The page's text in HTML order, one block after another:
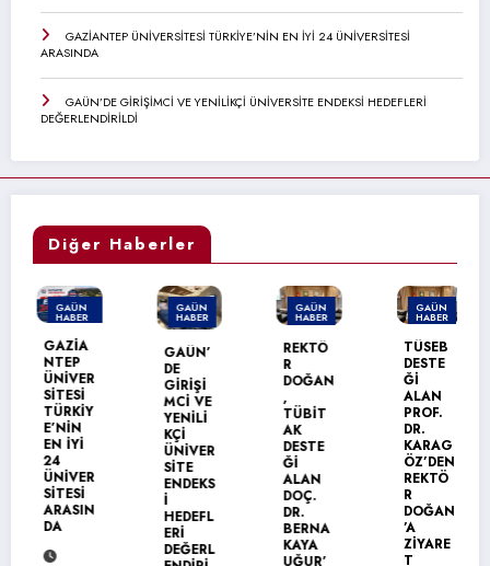
GAZİANTEP ÜNİVERSİTESİ TÜRKİYE’NİN EN İYİ 24 ÜNİVERSİTESİ
ARASINDA
GAÜN’DE GİRİŞİMCİ VE YENİLİKÇİ ÜNİVERSİTE ENDEKSİ HEDEFLERİ
DEĞERLENDİRİLDİ
Diğer Haberler
GAÜN
HABER
MANŞET
GAZİA
NTEP
ÜNİVER
SİTESİ
TÜRKİY
E’NİN
EN İYİ
24
ÜNİVER
SİTESİ
ARASIN
DA
GAÜN
HABER
GAÜN’
DE
GİRİŞİ
MCİ VE
YENİLİ
KÇİ
ÜNİVER
SİTE
ENDEKS
HEDEFL
ERİ
DEĞERL
GAÜN
HABER
REKTÖ
R
DOĞAN
TÜBİT
AK
DESTE
Ğİ
ALAN
DOÇ.
DR.
BERNA
KAYA
UĞUR’
GAÜN
HABER
TÜSEB
DESTE
Ğİ
ALAN
PROF.
DR.
KARAG
ÖZ’DEN
REKTÖ
R
DOĞAN
’A
ZİYARE
T